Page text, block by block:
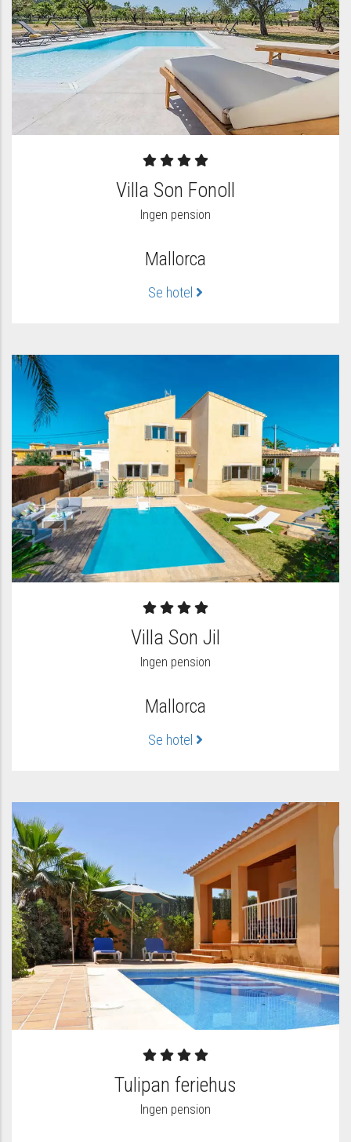
Villa Son Fonoll
Ingen pension
Mallorca
Se hotel
Villa Son Jil
Ingen pension
Mallorca
Se hotel
Tulipan feriehus
Ingen pension